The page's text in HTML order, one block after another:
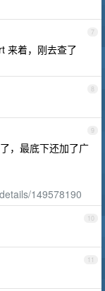
7
来着，刚去查了
8
9
，最底下还加了广
149578190
10
11